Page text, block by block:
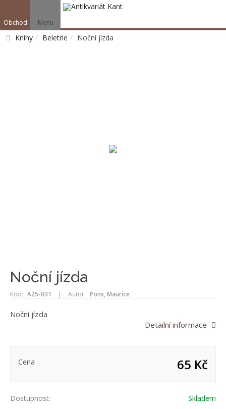
Obchod Menu
Knihy Beletrie Noční jízda
Noční jízda
Kód: A25-031 | Autor: Pons, Maurice
Noční jízda
Detailní informace
Cena 65 Kč
Dostupnost: Skladem